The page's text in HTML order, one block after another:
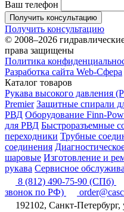
Ваш телефон
Получить консультацию
Получить консультацию
© 2008–2026
права защищены
Политика
Разработка сайта Web-Сфера
Каталог товаров
Рукава высокого давления
Premier Защитные спирали
РВД Оборудование Finn-
для РВД Быстроразъемные
переходники Трубные
соединения
шаровые Изготовление и
рукава Сервисное
8 (812) 490-75-90 (СПб)
звонок по РФ)
192102, Санкт-